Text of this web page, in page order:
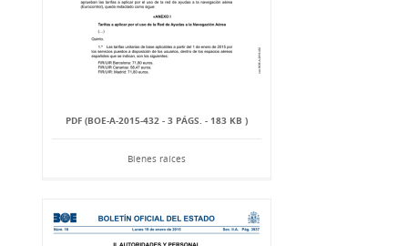
PDF (BOE-A-2015-432 - 3 PÁGS. - 183 KB )
Bienes raíces